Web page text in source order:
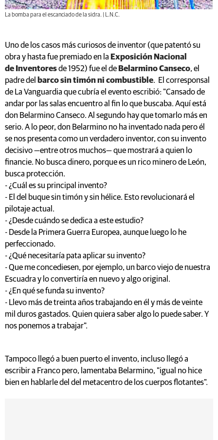
La bomba para el escanciado de la sidra. | L.N.C.
Uno de los casos más curiosos de inventor (que patentó su
obra y hasta fue premiado en la Exposición Nacional
de Inventoresde 1952) fue el de Belarmino Canseco, el
padre del barco sin timón ni combustible. El corresponsal
de La Vanguardia que cubría el evento escribió: "Cansado de
andar por las salas encuentro al fin lo que buscaba. Aquí está
don Belarmino Canseco. Al segundo hay que tomarlo más en
serio. A lo peor, don Belarmino no ha inventado nada pero él
se nos presenta como un verdadero inventor, con su invento
decisivo —entre otros muchos— que mostrará a quien lo
financie. No busca dinero, porque es un rico minero de León,
busca protección.
- ¿Cuál es su principal invento?
- El del buque sin timón y sin hélice. Esto revolucionará el
pilotaje actual.
- ¿Desde cuándo se dedica a este estudio?
- Desde la Primera Guerra Europea, aunque luego lo he
perfeccionado.
- ¿Qué necesitaría pata aplicar su invento?
- Que me concediesen, por ejemplo, un barco viejo de nuestra
Escuadra y lo convertiría en nuevo y algo original.
- ¿En qué se funda su invento?
- Llevo más de treinta años trabajando en él y más de veinte
mil duros gastados. Quien quiera saber algo lo puede saber. Y
nos ponemos a trabajar".
Tampoco llegó a buen puerto el invento, incluso llegó a
escribir a Franco pero, lamentaba Belarmino, "igual no hice
bien en hablarle del del metacentro de los cuerpos flotantes".